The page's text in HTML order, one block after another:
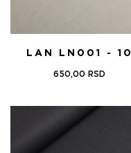
LAN LN001 - 10
650,00 RSD